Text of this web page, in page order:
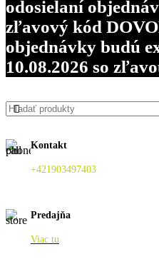
odosielaní
zľavový kód
objednávky budú
10.08.2026 so
Kontakt
+421903497403
Predajňa
Viac tu